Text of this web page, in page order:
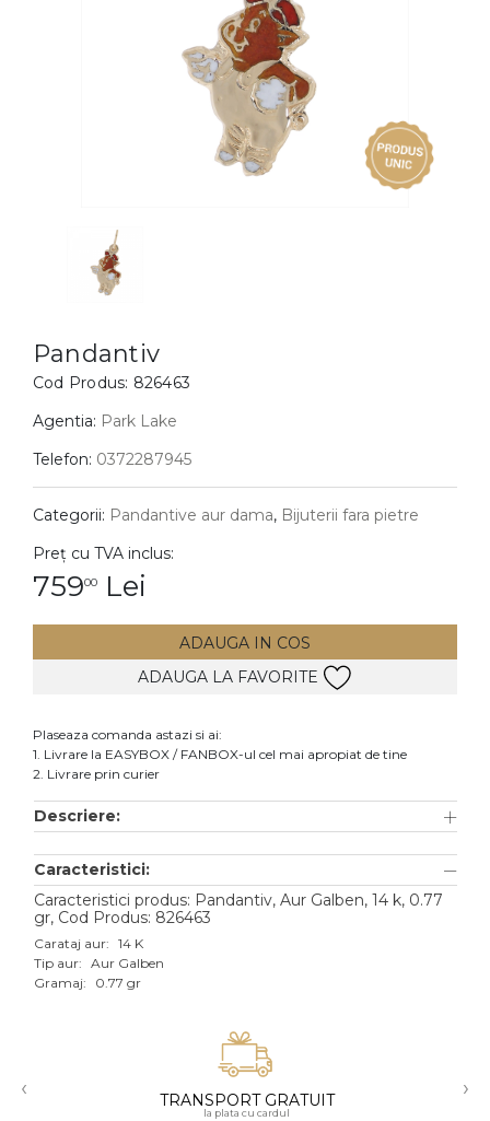
BIJUTERII COPII
Cercei
Bratari
Coliere
Lanturi
Pandantive
Inele
Cercei
Bratari
Lanturi
Pandantive
Accesorii
Aur galben
Aur alb
Aur roz
Pandantiv
Cod Produs: 826463
Agentia: Park Lake
Telefon: 0372287945
Categorii: Pandantive aur dama, Bijuterii fara pietre
Preț cu TVA inclus:
75900 Lei
ADAUGA IN COS
ADAUGA LA FAVORITE
Plaseaza comanda astazi si ai:
1. Livrare la EASYBOX / FANBOX-ul cel mai apropiat de tine
2. Livrare prin curier
Descriere:
Caracteristici:
Caracteristici produs: Pandantiv, Aur Galben, 14 k, 0.77
gr, Cod Produs: 826463
Carataj aur: 14 K
Tip aur: Aur Galben
Gramaj:
0.77 gr
‹ TRANSPORT GRATUIT
la plata cu cardul
›